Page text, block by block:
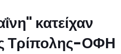
κατείχαν
Τρίπολης-ΟΦΗ